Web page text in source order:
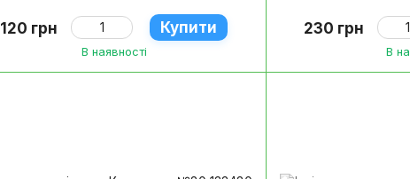
120 грн Купити
В наявності
230 грн
В